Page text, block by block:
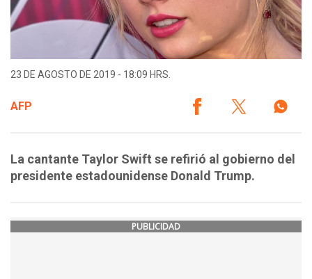
23 DE AGOSTO DE 2019 - 18:09 HRS.
AFP
La cantante Taylor Swift se refirió al gobierno del
presidente estadounidense Donald Trump.
PUBLICIDAD